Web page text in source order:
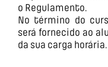
o Regulamento.
No término do
será fornecido ao
da sua carga horária.